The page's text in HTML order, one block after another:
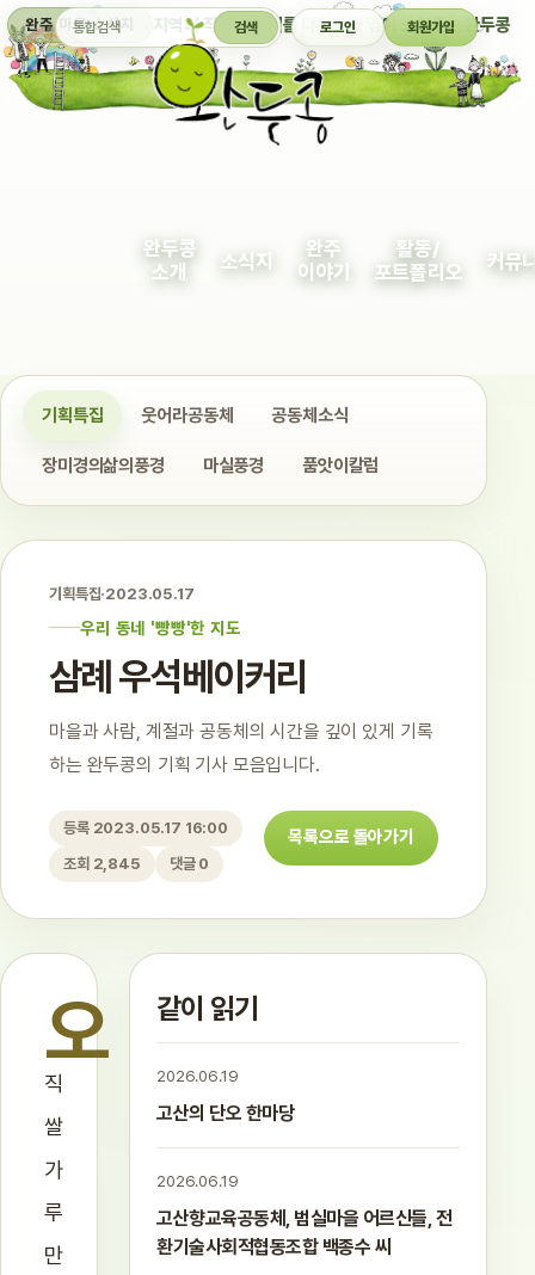
완주 마을 소식지 지역의 작은 이야기를 다정하게 엮어 보여주는 완두콩
통합검색 검색 로그인 회원가입
완두콩
소개
소식지
완주
이야기
활동/
포트폴리오
커뮤
기획특집 웃어라공동체 공동체소식
장미경의삶의풍경 마실풍경 품앗이칼럼
기획특집·2023.05.17
우리 동네 '빵빵'한 지도
삼례 우석베이커리
마을과 사람, 계절과 공동체의 시간을 깊이 있게 기록
하는 완두콩의 기획 기사 모음입니다.
등록 2023.05.17 16:00
조회 2,845
댓글 0
목록으로 돌아가기
오
직
쌀
가
루
만
같이 읽기
2026.06.19
고산의 단오 한마당
2026.06.19
고산향교육공동체, 범실마을 어르신들, 전
환기술사회적협동조합 백종수 씨